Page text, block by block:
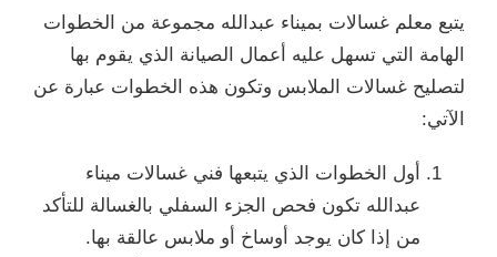
يتبع معلم غسالات بميناء عبدالله مجموعة من الخطوات
الهامة التي تسهل عليه أعمال الصيانة الذي يقوم بها
لتصليح غسالات الملابس وتكون هذه الخطوات عبارة عن
الآتي:
أول الخطوات الذي يتبعها فني غسالات ميناء
عبدالله تكون فحص الجزء السفلي بالغسالة للتأكد
من إذا كان يوجد أوساخ أو ملابس عالقة بها.